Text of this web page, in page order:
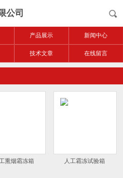
公司
产品展示 新闻中心
技术文章 在线留言
熏烟霜冻箱 人工霜冻试验箱